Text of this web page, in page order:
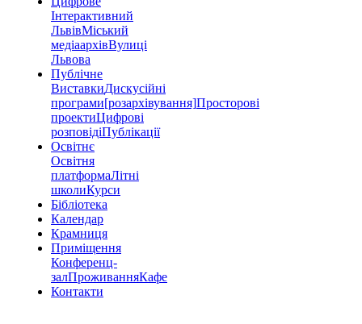
Інтерактивний
ЛьвівМіський
медіаархівВулиці
Львова
Публічне
ВиставкиДискусійні
програми[розархівування]Просторові
проектиЦифрові
розповідіПублікації
Освітнє
Освітня
платформаЛітні
школиКурси
Бібліотека
Календар
Крамниця
Приміщення
Конференц-
залПроживанняКафе
Контакти